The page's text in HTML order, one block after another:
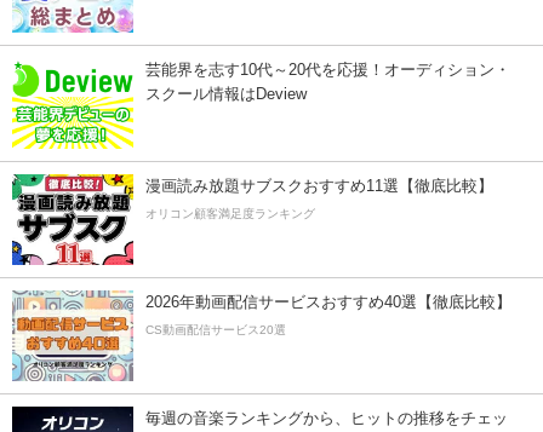
芸能界を志す10代～20代を応援！オーディション・
スクール情報はDeview
漫画読み放題サブスクおすすめ11選【徹底比較】
オリコン顧客満足度ランキング
2026年動画配信サービスおすすめ40選【徹底比較】
CS動画配信サービス20選
毎週の音楽ランキングから、ヒットの推移をチェッ